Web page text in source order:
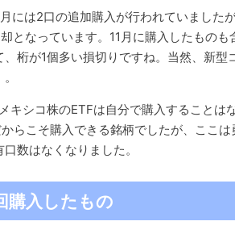
には2口の追加購入が行われていました
となっています。11月に購入したもの
、桁が1個多い損切りですね。当然、新
キシコ株のETFは自分で購入することは
らこそ購入できる銘柄でしたが、ここ
口数はなくなりました。
購入したもの